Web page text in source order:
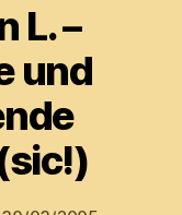
L. –
und